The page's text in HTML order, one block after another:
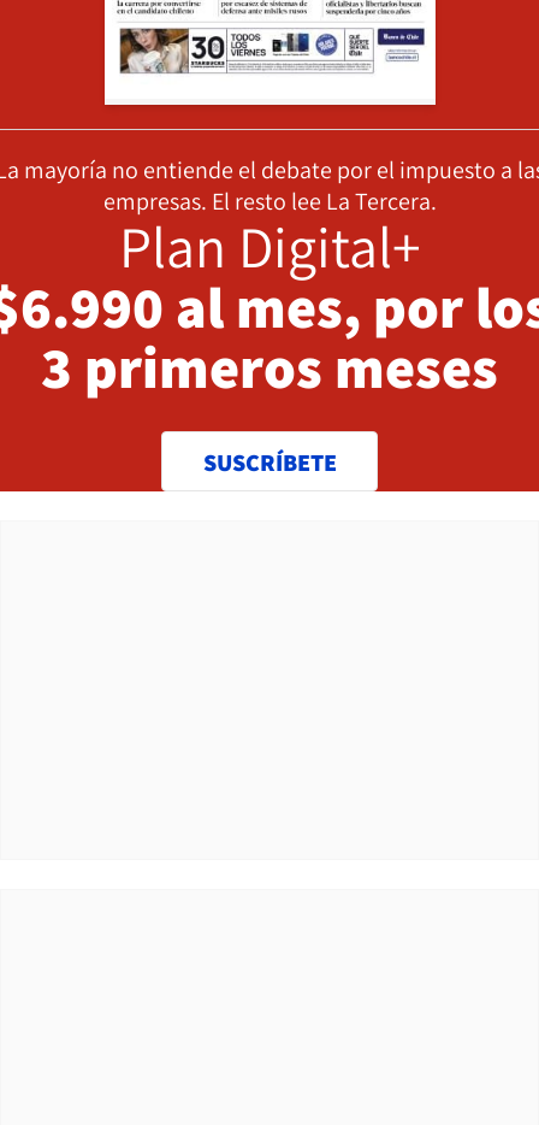
mayoría no entiende el debate por el impuesto a
empresas. El resto lee La Tercera.
Plan Digital+
al mes, por
3 primeros meses
SUSCRÍBETE